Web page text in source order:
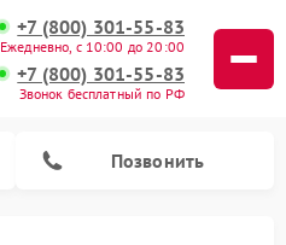
+7 (800) 301-55-83
Ежедневно, с 10:00 до 20:00
+7 (800) 301-55-83
Звонок бесплатный по РФ
Позвонить